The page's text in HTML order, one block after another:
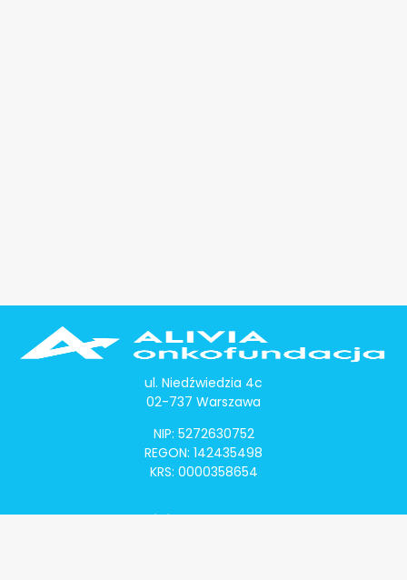
ul. Niedźwiedzia 4c
02-737 Warszawa
NIP: 5272630752
REGON: 142435498
KRS: 0000358654
Alivia Onkomapa